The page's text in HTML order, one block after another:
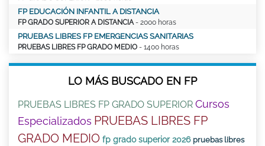
FP EDUCACIÓN INFANTIL A DISTANCIA
FP GRADO SUPERIOR A DISTANCIA - 2000 horas
PRUEBAS LIBRES FP EMERGENCIAS SANITARIAS
PRUEBAS LIBRES FP GRADO MEDIO - 1400 horas
LO MÁS BUSCADO EN FP
PRUEBAS LIBRES FP GRADO SUPERIOR Cursos
Especializados PRUEBAS LIBRES FP
GRADO MEDIO fp grado superior 2026 pruebas libres